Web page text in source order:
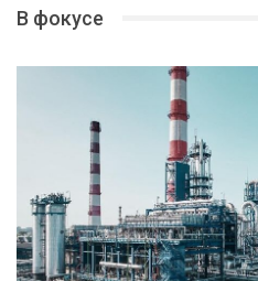
В фокусе